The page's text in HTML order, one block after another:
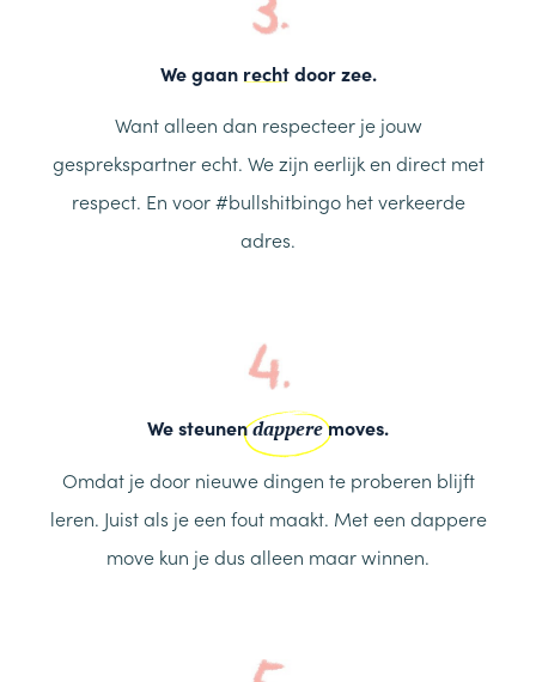
We gaan rechtdoor zee.
Want alleen dan respecteer je jouw
gesprekspartner echt. We zijn eerlijk en direct met
respect. En voor #bullshitbingo het verkeerde
adres.
We steunendapperemoves.
Omdat je door nieuwe dingen te proberen blijft
leren. Juist als je een fout maakt. Met een dappere
move kun je dus alleen maar winnen.